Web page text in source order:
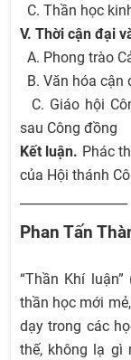
C. Thần học
V. Thời cận đại
A. Phong trào
B. Văn hóa cận
C. Giáo hội
sau Công đồng
Kết luận. Phác
của Hội thánh
Phan Tấn
“Thần Khí
thần học mới
dạy trong các
thế, không lạ gì